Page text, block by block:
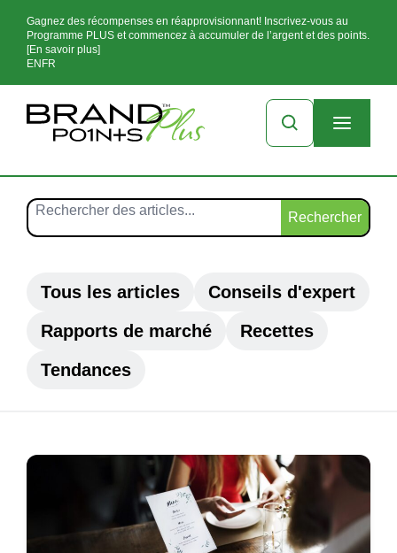
Gagnez des récompenses en réapprovisionnant! Inscrivez-vous au
Programme PLUS et commencez à accumuler de l’argent et des points.
[En savoir plus]
EN FR
Rechercher
Tous les articles
Conseils d'expert
Rapports de marché
Recettes
Tendances